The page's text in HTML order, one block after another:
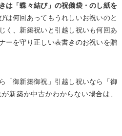
は「蝶々結び」の祝儀袋・のし紙を
は何回あってもうれしいお祝いのと
く、新築祝いと引越し祝いも何回あ
ーを守り正しい表書きのお祝いを贈
「御新築御祝」引越し祝いなら「御
新築か中古かわからない場合は、